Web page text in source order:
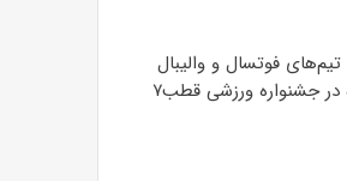
تیم‌های فوتسال و والیبال
دانشگاه در جشنواره ورزشی قطب۷